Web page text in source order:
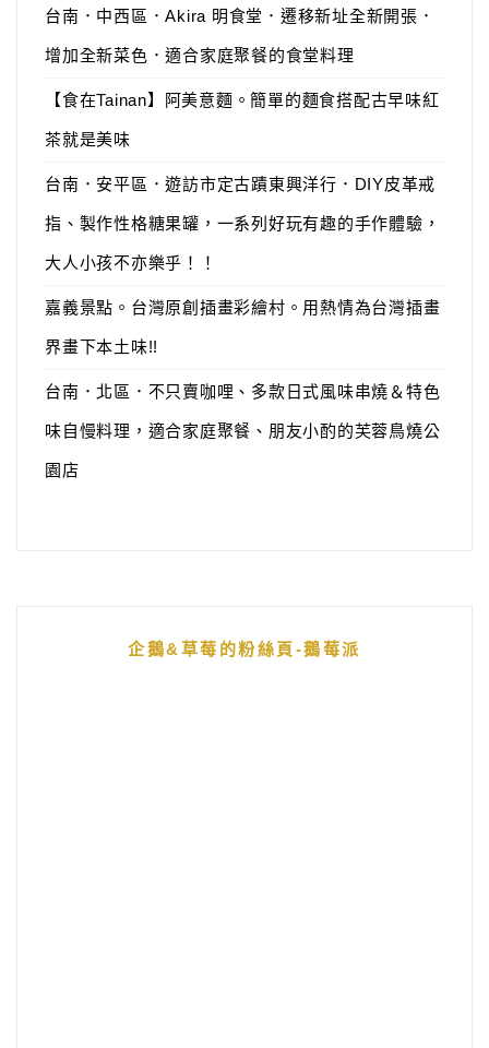
台南．中西區．Akira 明食堂．遷移新址全新開張．
增加全新菜色．適合家庭聚餐的食堂料理
【食在Tainan】阿美意麵。簡單的麵食搭配古早味紅
茶就是美味
台南．安平區．遊訪市定古蹟東興洋行．DIY皮革戒
指、製作性格糖果罐，一系列好玩有趣的手作體驗，
大人小孩不亦樂乎！！
嘉義景點。台灣原創插畫彩繪村。用熱情為台灣插畫
界畫下本土味!!
台南．北區．不只賣咖哩、多款日式風味串燒＆特色
味自慢料理，適合家庭聚餐、朋友小酌的芙蓉鳥燒公
園店
企鵝&草莓的粉絲頁-鵝莓派